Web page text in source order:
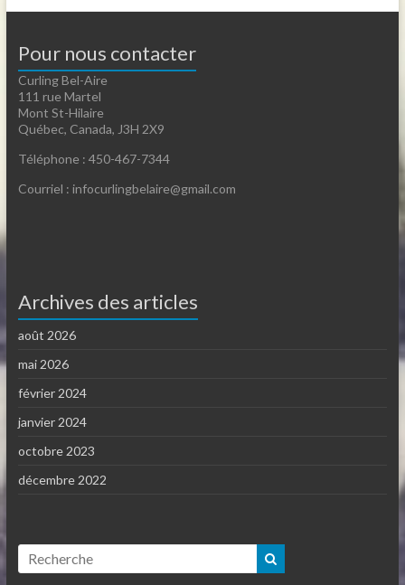
Pour nous contacter
Curling Bel-Aire
111 rue Martel
Mont St-Hilaire
Québec, Canada, J3H 2X9
Téléphone : 450-467-7344
Courriel : infocurlingbelaire@gmail.com
Archives des articles
août 2026
mai 2026
février 2024
janvier 2024
octobre 2023
décembre 2022